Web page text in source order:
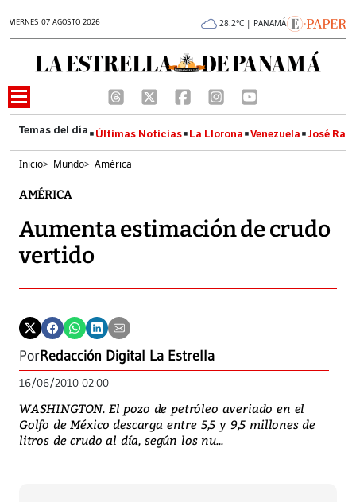
VIERNES 07 AGOSTO 2026 28.2°C | PANAMÁ
Últimas Noticias La Llorona Venezuela José
Inicio> Mundo> América
AMÉRICA
Aumenta estimación de crudo
vertido
PorRedacción Digital La Estrella
16/06/2010 02:00
WASHINGTON. El pozo de petróleo averiado en el
Golfo de México descarga entre 5,5 y 9,5 millones de
litros de crudo al día, según los nu...